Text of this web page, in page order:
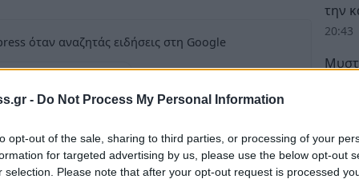
- Do Not Process My Personal Information
opt-out of the sale, sharing to third parties, or processing of your
for targeted advertising by us, please use the below opt-out
selection. Please note that after your opt-out request is processed
όταν αναζητάς ειδήσεις στη Google
την
20:43